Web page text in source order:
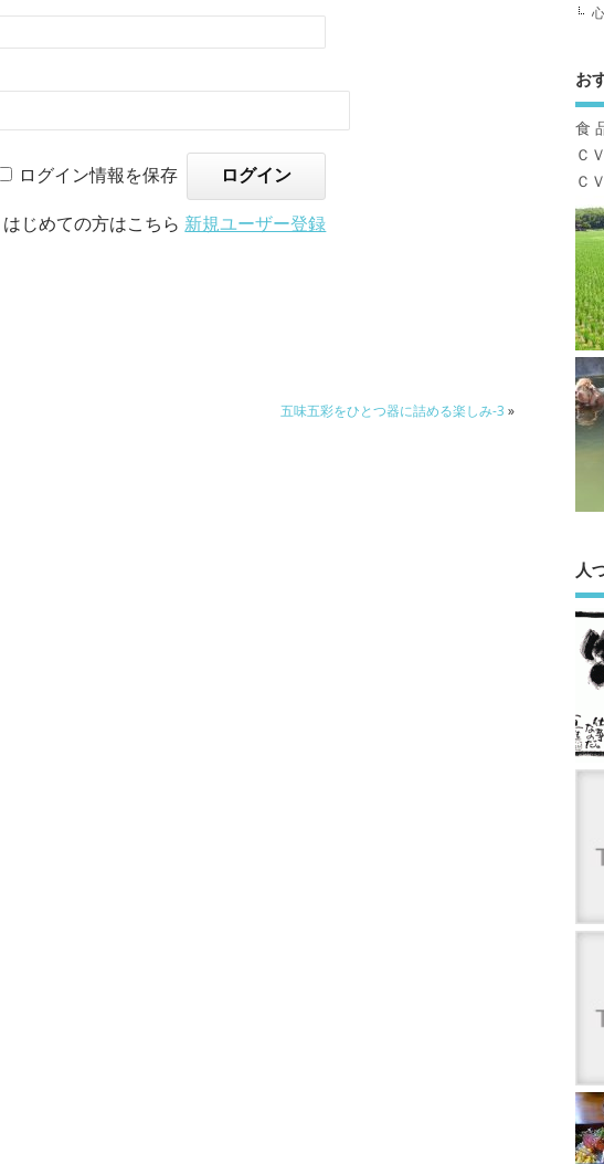
ログイン情報を保存
はじめての方はこちら 新規ユーザー登録
五味五彩をひとつ器に詰める楽しみ-3 »
お
食
Ｃ
Ｃ
人